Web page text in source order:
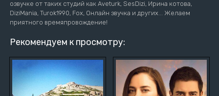
озвучке от таких студий как Aveturk, SesDizi, Ирина котова,
DiziMania, Turok1990, Fox, Онлайн звучка и других... Желаем
приятного времяпровождение!
Рекомендуем к просмотру: